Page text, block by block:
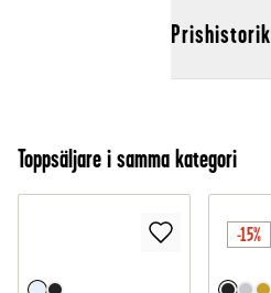
Prishistorik
Toppsäljare i samma kategori
-15%